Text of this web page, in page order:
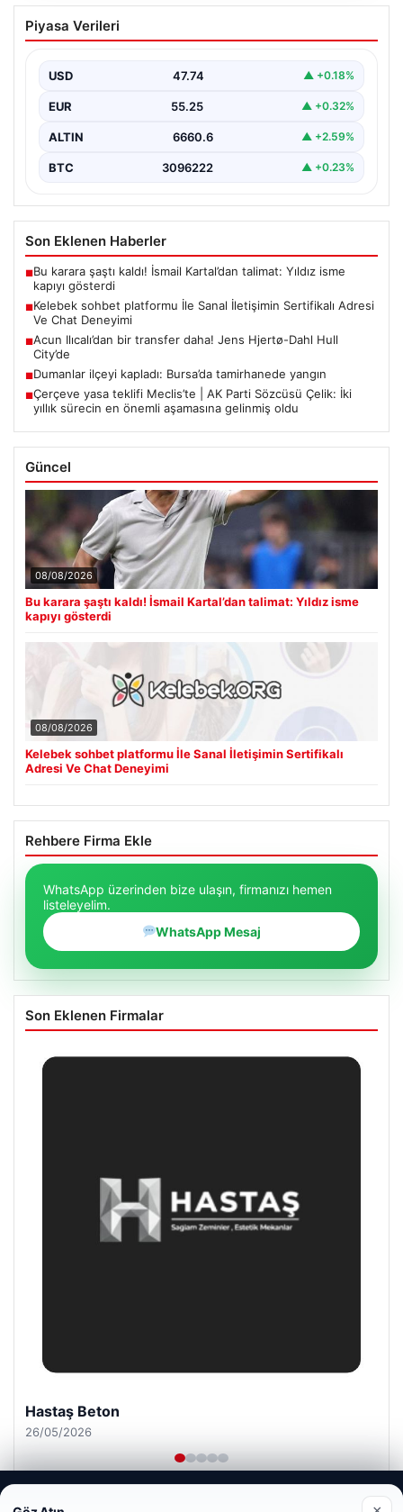
Kelebek sohbet platformu İle Sanal
İletişimin Sertifikalı Adresi Ve Chat
İnternet çağında bireylerin güvenli bir şekilde bağlantı
birçok…
Piyasa Verileri
USD 47.74 ▲ +0.18%
EUR 55.25 ▲ +0.32%
ALTIN 6660.6 ▲ +2.59%
BTC 3096222 ▲ +0.23%
Son Eklenen Haberler
■Bu karara şaştı kaldı! İsmail Kartal’dan talimat: Yıldız isme
kapıyı gösterdi
■Kelebek sohbet platformu İle Sanal İletişimin Sertifikalı Adresi
Ve Chat Deneyimi
■Acun Ilıcalı’dan bir transfer daha! Jens Hjertø-Dahl Hull
City’de
■Dumanlar ilçeyi kapladı: Bursa’da tamirhanede yangın
■Çerçeve yasa teklifi Meclis’te | AK Parti Sözcüsü Çelik: İki
yıllık sürecin en önemli aşamasına gelinmiş oldu
Güncel
08/08/2026
Bu karara şaştı kaldı! İsmail Kartal’dan talimat: Yıldız isme
kapıyı gösterdi
08/08/2026
Kelebek sohbet platformu İle Sanal İletişimin Sertifikalı
Adresi Ve Chat Deneyimi
Rehbere Firma Ekle
WhatsApp üzerinden bize ulaşın, firmanızı hemen
listeleyelim.
WhatsApp Mesaj
Son Eklenen Firmalar
Hastaş Beton
26/05/2026